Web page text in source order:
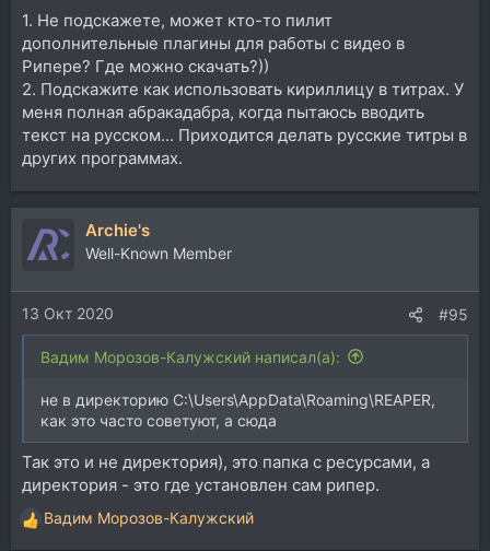
1. Не подскажете, может кто-то пилит
дополнительные плагины для работы с видео в
Рипере? Где можно скачать?))
2. Подскажите как использовать кириллицу в титрах. У
меня полная абракадабра, когда пытаюсь вводить
текст на русском... Приходится делать русские титры в
других программах.
Archie's
Well-Known Member
13 Окт 2020 #95
Вадим Морозов-Калужский написал(а):
не в директорию C:\Users\AppData\Roaming\REAPER,
как это часто советуют, а сюда
Так это и не директория), это папка с ресурсами, а
директория - это где установлен сам рипер.
Р
е
Вадим Морозов-Калужский